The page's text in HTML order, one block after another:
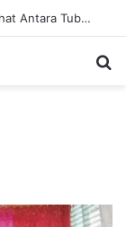
Diet Fleksibel Membangun Hubungan Sehat Antara Tubuh dan Makanan Sehari-hari